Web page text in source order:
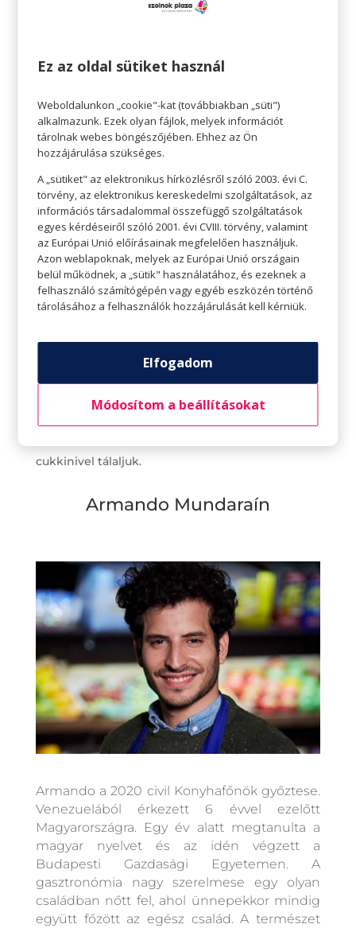
2 gerezd fokhagyma
só
Elkészítés:
Melegítsük elő a grillünket.
Aprítsuk fel a fokhagymát és a sonkahagymát,
majd a vágjuk apróra a zöldfűszereinket. Egy kis
tálban keverjük össze őket az olívaolajjal, majd
ízlés szerint sózzuk, borsozzuk.
A cukkinit mossuk meg, majd vágjuk
körülbelül egy ujjnyi vastagságú szeleteket.
A cukkini szeleteket helyezzük egy nagyobb
Helyezzük a cukkinit a grillre, majd mindkét
oldalát körülbelül 2 percig süssük.
cukkinivel tálaljuk.
Armando Mundaraín
Armando a 2020 civil Konyhafőnök győztese.
Venezuelából érkezett 6 évvel ezelőtt
Magyarországra. Egy év alatt megtanulta a
magyar nyelvet és az idén végzett a
Budapesti Gazdasági Egyetemen. A
gasztronómia nagy szerelmese egy olyan
családban nőtt fel, ahol ünnepekkor mindig
együtt főzött az egész család. A természet
Ez az oldal sütiket használ
Weboldalunkon „cookie"-kat (továbbiakban „süti")
alkalmazunk. Ezek olyan fájlok, melyek információt
tárolnak webes böngészőjében. Ehhez az Ön
hozzájárulása szükséges.
A „sütiket" az elektronikus hírközlésről szóló 2003. évi C.
törvény, az elektronikus kereskedelmi szolgáltatások, az
információs társadalommal összefüggő szolgáltatások
egyes kérdéseiről szóló 2001. évi CVIII. törvény, valamint
az Európai Unió előírásainak megfelelően használjuk.
Azon weblapoknak, melyek az Európai Unió országain
belül működnek, a „sütik" használatához, és ezeknek a
felhasználó számítógépén vagy egyéb eszközén történő
tárolásához a felhasználók hozzájárulását kell kérniük.
Elfogadom
Módosítom a beállításokat